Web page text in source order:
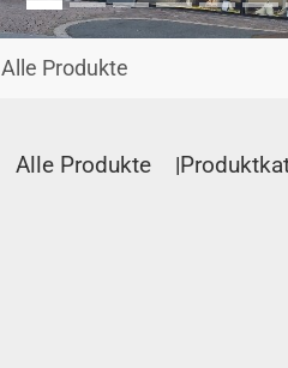
Alle Produkte
Alle Produkte